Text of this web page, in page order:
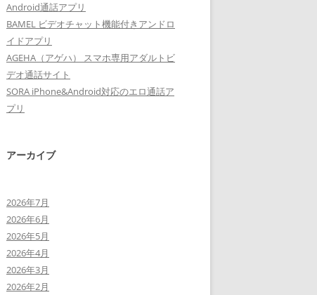
Android通話アプリ
BAMEL ビデオチャット機能付きアンドロ
イドアプリ
AGEHA（アゲハ） スマホ専用アダルトビ
デオ通話サイト
SORA iPhone&Android対応のエロ通話ア
プリ
アーカイブ
2026年7月
2026年6月
2026年5月
2026年4月
2026年3月
2026年2月